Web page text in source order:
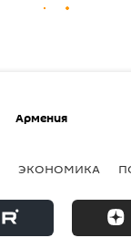
Армения
ЭКОНОМИКА